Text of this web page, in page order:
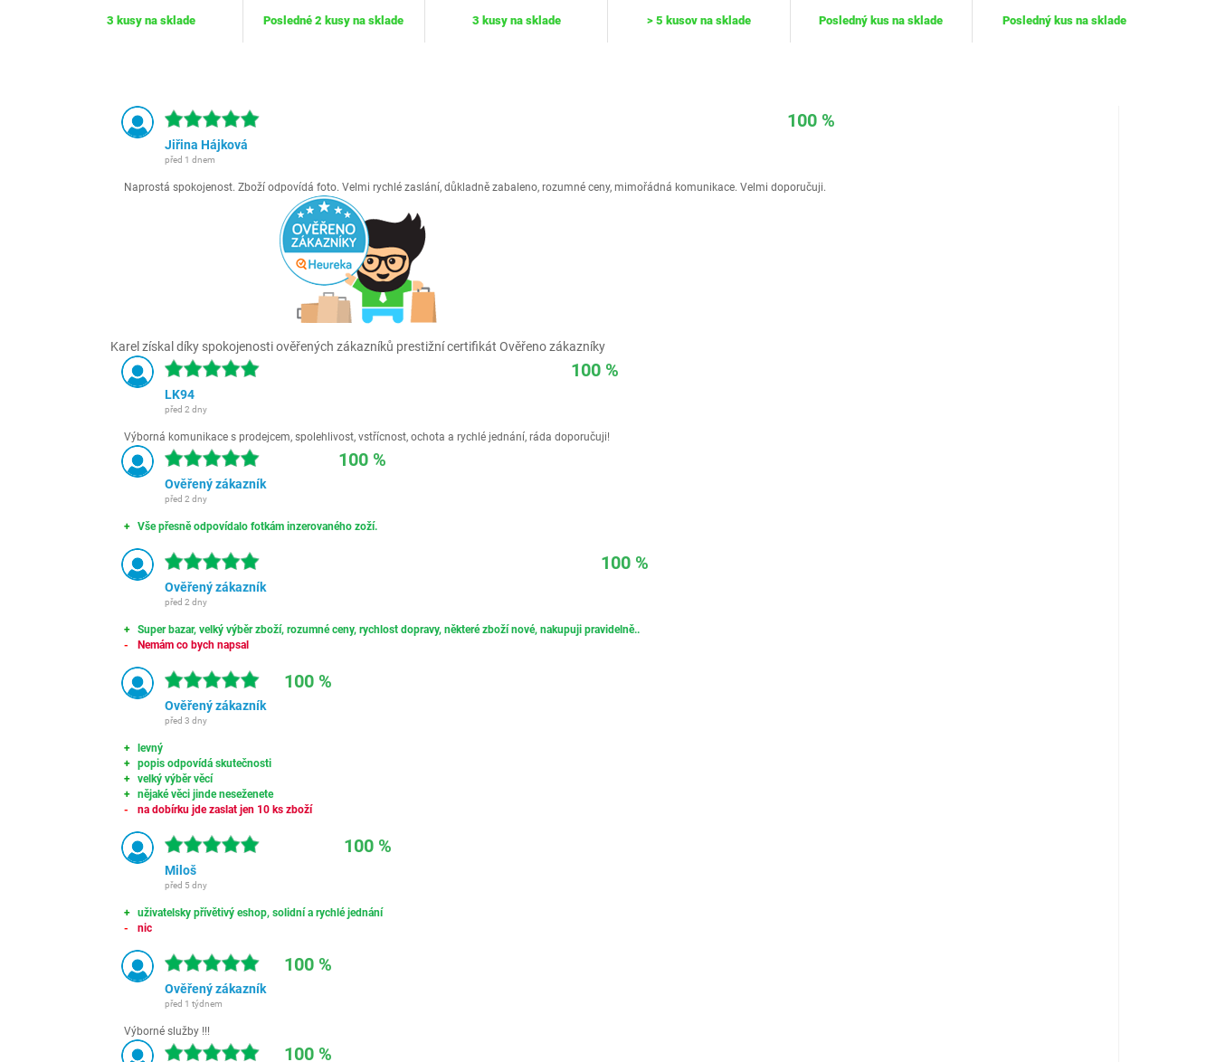
3 kusy na sklade Posledné 2 kusy na sklade 3 kusy na sklade > 5 kusov na sklade Posledný kus na sklade Posledný kus na sklade
100 %
Jiřina Hájková
před 1 dnem
Naprostá spokojenost. Zboží odpovídá foto. Velmi rychlé zaslání, důkladně zabaleno, rozumné ceny, mimořádná komunikace. Velmi doporučuji.
Karel získal díky spokojenosti ověřených zákazníků prestižní certifikát Ověřeno zákazníky
100 %
LK94
před 2 dny
Výborná komunikace s prodejcem, spolehlivost, vstřícnost, ochota a rychlé jednání, ráda doporučuji!
100 %
Ověřený zákazník
před 2 dny
Vše přesně odpovídalo fotkám inzerovaného zoží.
100 %
Ověřený zákazník
před 2 dny
Super bazar, velký výběr zboží, rozumné ceny, rychlost dopravy, některé zboží nové, nakupuji pravidelně..
Nemám co bych napsal
100 %
Ověřený zákazník
před 3 dny
levný
popis odpovídá skutečnosti
velký výběr věcí
nějaké věci jinde neseženete
na dobírku jde zaslat jen 10 ks zboží
100 %
Miloš
před 5 dny
uživatelsky přívětivý eshop, solidní a rychlé jednání
nic
100 %
Ověřený zákazník
před 1 týdnem
Výborné služby !!!
100 %